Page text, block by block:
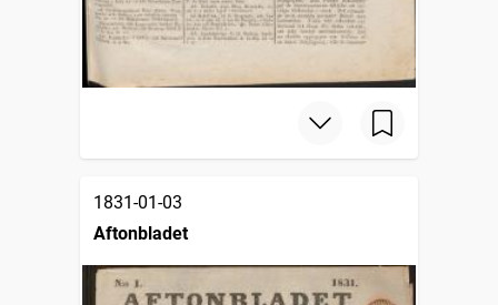
1831-01-03
Aftonbladet